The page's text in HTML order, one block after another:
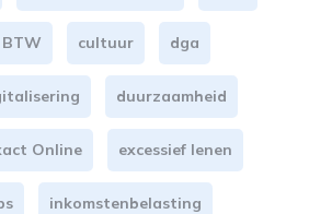
BTW cultuur dga
duurzaamheid
Online excessief lenen
inkomstenbelasting